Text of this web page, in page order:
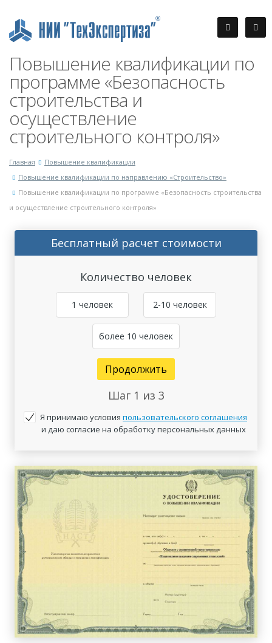
Повышение квалификации по
программе «Безопасность
строительства и
осуществление
строительного контроля»
Главная
Повышение квалификации
Повышение квалификации по направлению «Строительство»
Повышение квалификации по программе «Безопасность строительства
и осуществление строительного контроля»
Бесплатный расчет стоимости
Количество человек
1 человек 2-10 человек
более 10 человек
Продолжить
Шаг 1 из 3
Я принимаю условия пользовательского соглашения
и даю согласие на обработку персональных данных